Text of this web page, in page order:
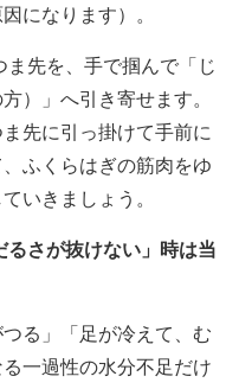
になります）。
ま先を、手で掴んで「じ
）」へ引き寄せます。
先に引っ掛けて手前に
ふくらはぎの筋肉をゆ
いきましょう。
るさが抜けない」時は当
る」「足が冷えて、む
一過性の水分不足だけ